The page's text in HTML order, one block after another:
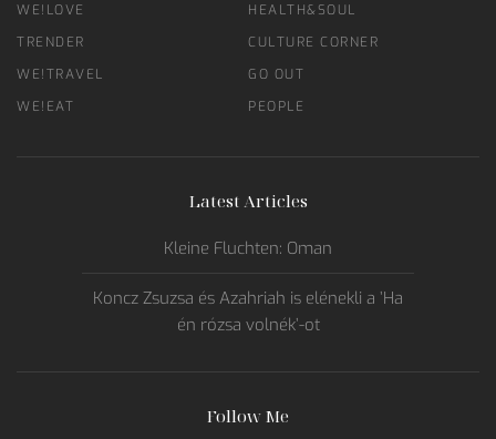
WE!LOVE
TRENDER
WE!TRAVEL
WE!EAT
HEALTH&SOUL
CULTURE CORNER
GO OUT
PEOPLE
Latest Articles
Kleine Fluchten: Oman
Koncz Zsuzsa és Azahriah is elénekli a ’Ha
én rózsa volnék’-ot
Follow Me